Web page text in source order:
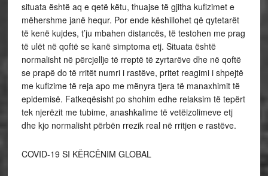
situata është aq e qetë këtu, thuajse të gjitha kufizimet e
mëhershme janë hequr. Por ende këshillohet që qytetarët
të kenë kujdes, t’ju mbahen distancës, të testohen me prag
të ulët në qoftë se kanë simptoma etj. Situata është
normalisht në përcjellje të rreptë të zyrtarëve dhe në qoftë
se prapë do të rritët numri i rastëve, pritet reagimi i shpejtë
me kufizime të reja apo me mënyra tjera të manaxhimit të
epidemisë. Fatkeqësisht po shohim edhe relaksim të tepërt
tek njerëzit me tubime, anashkalime të vetëizolimeve etj
dhe kjo normalisht përbën rrezik real në rritjen e rastëve.
COVID-19 SI KËRCËNIM GLOBAL